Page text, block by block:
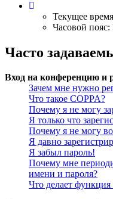
Текущее
Часовой пояс:
Часто
Вход на конференцию и
Зачем мне нужно
Что такое COPPA?
Почему я не могу
Я только что
Почему я не могу
Я давно
Я забыл пароль!
Почему мне
имени и пароля?
Что делает функция